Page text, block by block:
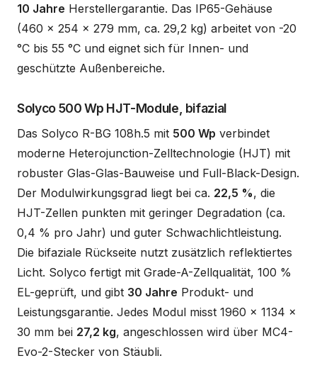
10 Jahre Herstellergarantie. Das IP65-Gehäuse
(460 x 254 x 279 mm, ca. 29,2 kg) arbeitet von -20
°C bis 55 °C und eignet sich für Innen- und
geschützte Außenbereiche.
Solyco 500 Wp HJT-Module, bifazial
Das Solyco R-BG 108h.5 mit 500 Wp verbindet
moderne Heterojunction-Zelltechnologie (HJT) mit
robuster Glas-Glas-Bauweise und Full-Black-Design.
Der Modulwirkungsgrad liegt bei ca. 22,5 %, die
HJT-Zellen punkten mit geringer Degradation (ca.
0,4 % pro Jahr) und guter Schwachlichtleistung.
Die bifaziale Rückseite nutzt zusätzlich reflektiertes
Licht. Solyco fertigt mit Grade-A-Zellqualität, 100 %
EL-geprüft, und gibt 30 Jahre Produkt- und
Leistungsgarantie. Jedes Modul misst 1960 x 1134 x
30 mm bei 27,2 kg, angeschlossen wird über MC4-
Evo-2-Stecker von Stäubli.